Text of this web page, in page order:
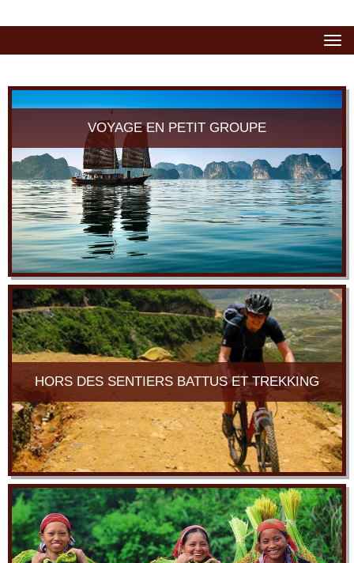
VOYAGE EN PETIT GROUPE
HORS DES SENTIERS BATTUS ET TREKKING